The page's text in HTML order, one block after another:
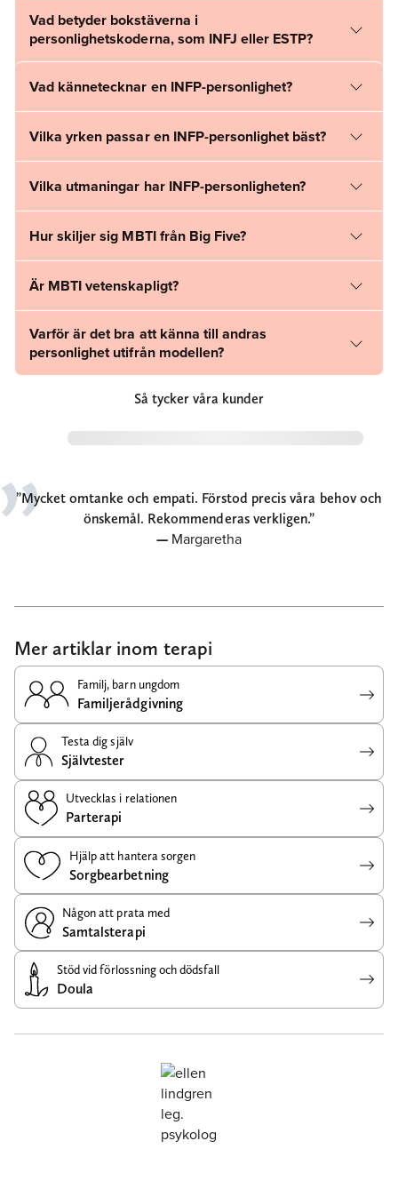
Vad betyder bokstäverna i
personlighetskoderna, som INFJ eller ESTP?
Vad kännetecknar en INFP-personlighet?
Vilka yrken passar en INFP-personlighet bäst?
Vilka utmaningar har INFP-personligheten?
Hur skiljer sig MBTI från Big Five?
Är MBTI vetenskapligt?
Varför är det bra att känna till andras
personlighet utifrån modellen?
Så tycker våra kunder
Mycket omtanke och empati. Förstod precis våra behov och
önskemål. Rekommenderas verkligen.
Margaretha
Mer artiklar inom terapi
Familj, barn ungdom
Familjerådgivning
Testa dig själv
Självtester
Utvecklas i relationen
Parterapi
Hjälp att hantera sorgen
Sorgbearbetning
Någon att prata med
Samtalsterapi
Stöd vid förlossning och dödsfall
Doula